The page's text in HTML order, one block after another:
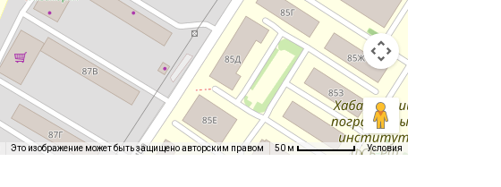
Это изображение может быть защищено авторским правом 50 м Условия